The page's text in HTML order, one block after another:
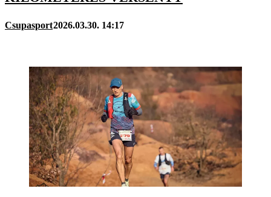
Csupasport2026.03.30. 14:17